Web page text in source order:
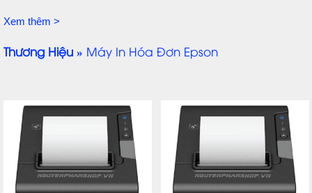
Xem thêm >
Thương Hiệu » Máy In Hóa Đơn Epson